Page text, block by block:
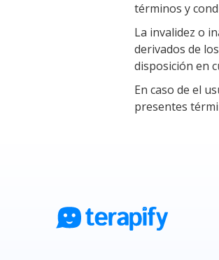
términos y
La invalidez o
derivados de
disposición en
En caso de el
presentes